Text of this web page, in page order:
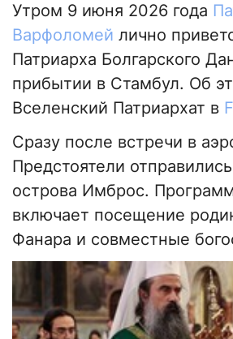
Утром 9 июня 2026 года
Варфоломей лично
Патриарха Болгарского
прибытии в Стамбул. Об
Вселенский Патриархат в
Сразу после встречи в
Предстоятели
острова Имброс.
включает посещение
Фанара и совместные